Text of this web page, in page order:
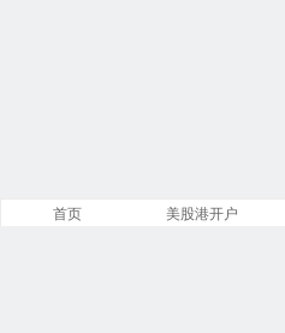
首页 美股港开户